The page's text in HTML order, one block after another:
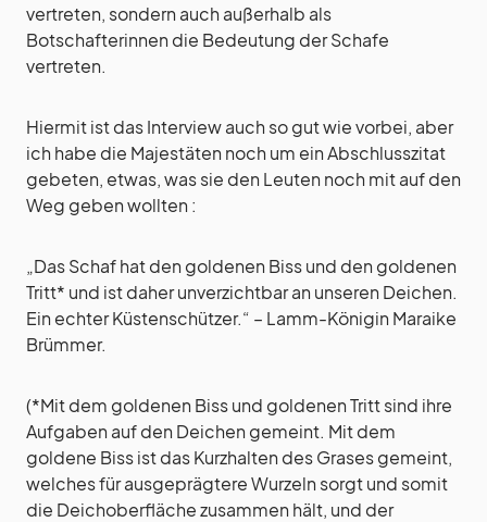
vertreten, sondern auch außerhalb als
Botschafterinnen die Bedeutung der Schafe
vertreten.
Hiermit ist das Interview auch so gut wie vorbei, aber
ich habe die Majestäten noch um ein Abschlusszitat
gebeten, etwas, was sie den Leuten noch mit auf den
Weg geben wollten :
„Das Schaf hat den goldenen Biss und den goldenen
Tritt* und ist daher unverzichtbar an unseren Deichen.
Ein echter Küstenschützer.“ – Lamm-Königin Maraike
Brümmer.
(*Mit dem goldenen Biss und goldenen Tritt sind ihre
Aufgaben auf den Deichen gemeint. Mit dem
goldene Biss ist das Kurzhalten des Grases gemeint,
welches für ausgeprägtere Wurzeln sorgt und somit
die Deichoberfläche zusammen hält, und der